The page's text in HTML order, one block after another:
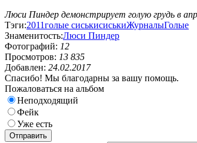
Люси Пиндер демонстрирует голую грудь в
Тэги:2011голые сиськисиськиЖурналыГолые
Знаменитость:Люси Пиндер
Фотографий: 12
Просмотров: 13 835
Добавлен: 24.02.2017
Спасибо! Мы благодарны за вашу помощь.
Пожаловаться на альбом
Неподходящий
Фейк
Уже есть